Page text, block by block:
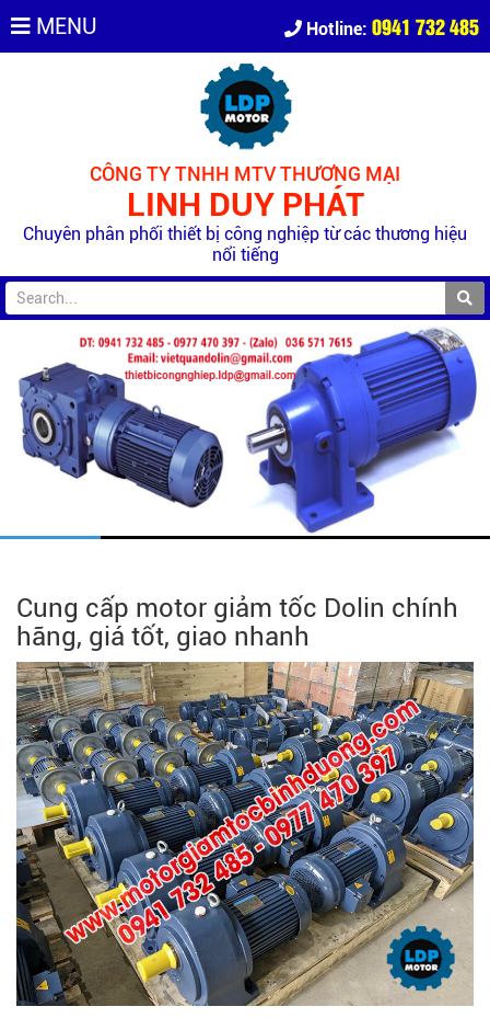
MENU Hotline: 0941 732 485
CÔNG TY TNHH MTV THƯƠNG MẠI
LINH DUY PHÁT
Chuyên phân phối thiết bị công nghiệp từ các thương hiệu
nổi tiếng
Cung cấp motor giảm tốc Dolin chính
hãng, giá tốt, giao nhanh